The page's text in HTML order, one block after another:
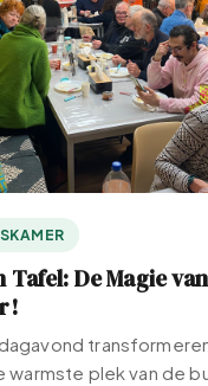
Tafel: De Magie
plek van de